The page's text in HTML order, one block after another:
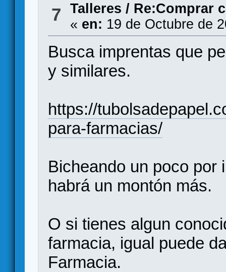
7 Talleres / Re:Comprar
« en: 19 de Octubre de
Busca imprentas que
y similares.
https://
para-farmacias/
Bicheando un poco por
habrá un montón más.
O si tienes algun
farmacia, igual puede
Farmacia.